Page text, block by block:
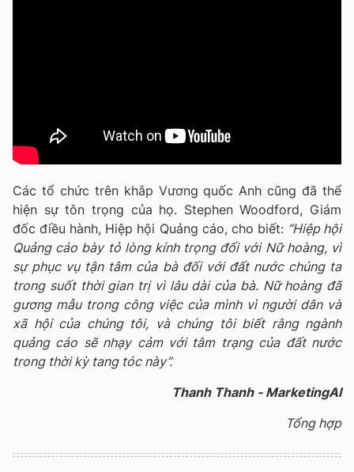
Các tổ chức trên khắp Vương quốc Anh cũng đã thể
hiện sự tôn trọng của họ. Stephen Woodford, Giám
đốc điều hành, Hiệp hội Quảng cáo, cho biết: “Hiệp hội
Quảng cáo bày tỏ lòng kính trọng đối với Nữ hoàng, vì
sự phục vụ tận tâm của bà đối với đất nước chúng ta
trong suốt thời gian trị vì lâu dài của bà. Nữ hoàng đã
gương mẫu trong công việc của mình vì người dân và
xã hội của chúng tôi, và chúng tôi biết rằng ngành
quảng cáo sẽ nhạy cảm với tâm trạng của đất nước
trong thời kỳ tang tóc này”.
Thanh Thanh - MarketingAI
Tổng hợp